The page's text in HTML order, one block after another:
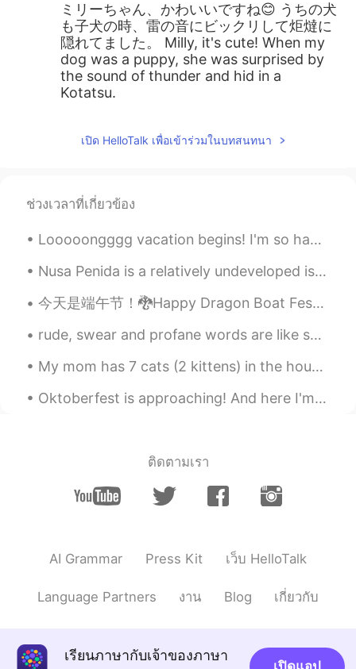
ミリーちゃん、かわいいですね😊 うちの犬
も子犬の時、雷の音にビックリして炬燵に
隠れてました。 Milly, it's cute! When my
dog ​​was a puppy, she was surprised by
the sound of thunder and hid in a
Kotatsu.
เปิด HelloTalk เพื่อเข้าร่วมในบทสนทนา
ช่วงเวลาที่เกี่ยวข้อง
Looooongggg vacation begins! I'm so happy that I could finally can sleep all day long and don't h...
Nusa Penida is a relatively undeveloped island south-east of mainland Bali. You won’t find the sn...
今天是端午节！🐉Happy Dragon Boat Festival Day to all my Chinese friends, I really want to see it, but I ...
rude, swear and profane words are like sunglasses not every one becomes cool by using them 🙄 G...
My mom has 7 cats (2 kittens) in the house now.. When I went home last year, there were only 3.....
Oktoberfest is approaching! And here I'm stuck in a dilemma whether I should buy a new set of Dir...
ติดตามเรา
AI Grammar Press Kit เว็บ HelloTalk
Language Partners งาน Blog เกี่ยวกับ
เรียนภาษากับเจ้าของภาษา